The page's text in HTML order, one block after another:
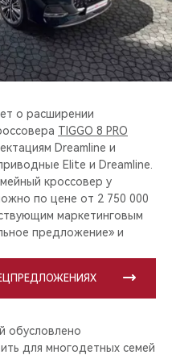
о расширении
TIGGO 8 PRO
Dreamline и
Elite и Dreamline.
кроссовер у
по цене от 2 750 000
маркетинговым
предложение» и
обусловлено
для многодетных семей